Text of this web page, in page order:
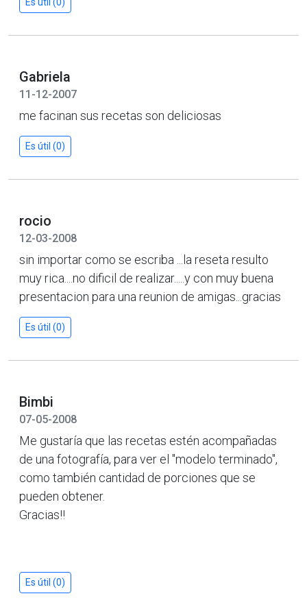
Gabriela
11-12-2007
me facinan sus recetas son deliciosas
Es útil (0)
rocio
12-03-2008
sin importar como se escriba ...la reseta resulto
muy rica....no dificil de realizar.....y con muy buena
presentacion para una reunion de amigas...gracias
Es útil (0)
Bimbi
07-05-2008
Me gustaría que las recetas estén acompañadas
de una fotografía, para ver el "modelo terminado",
como también cantidad de porciones que se
pueden obtener.
Gracias!!
Es útil (0)